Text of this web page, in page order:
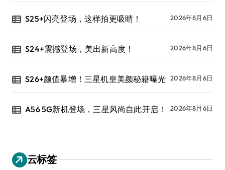
S25+闪亮登场，这样拍更吸睛！ 2026年8月6日
S24+震撼登场，美出新高度！ 2026年8月6日
S26+颜值暴增！三星机皇美颜秘籍曝光 2026年8月6日
A56 5G新机登场，三星风尚自此开启！ 2026年8月6日
云标签